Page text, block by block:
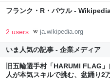
フランク・R・パウル -
2 users ja.wikipedia.org
いま人気の記事 - 企業メディア
旧五輪選手村「HARUMI FLAG
人が本気スキルで挑む、盆踊り2